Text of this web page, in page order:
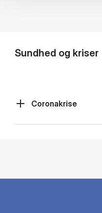
Sundhed og kriser
Coronakrise